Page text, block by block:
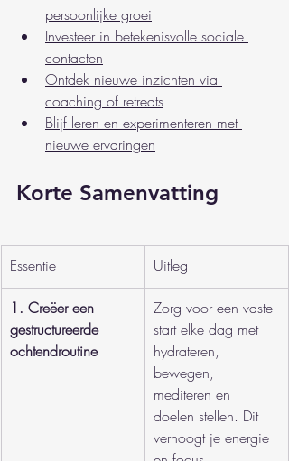
persoonlijke groei
Investeer in betekenisvolle sociale
contacten
Ontdek nieuwe inzichten via
coaching of retreats
Blijf leren en experimenteren met
nieuwe ervaringen
Korte Samenvatting
Essentie Uitleg
1. Creëer een
gestructureerde
ochtendroutine
Zorg voor een vaste
start elke dag met
hydrateren,
bewegen,
mediteren en
doelen stellen. Dit
verhoogt je energie